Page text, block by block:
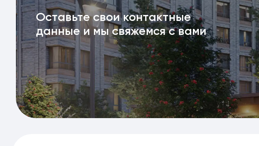
Оставьте свои контактные
данные и мы свяжемся с вами